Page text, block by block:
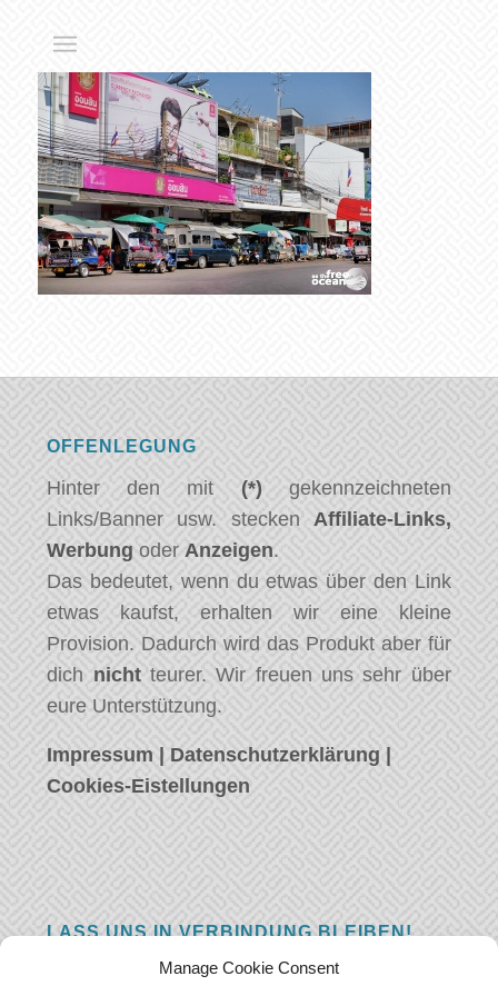
Manage Cookie Consent
OFFENLEGUNG
Hinter den mit (*) gekennzeichneten
Links/Banner usw. stecken Affiliate-Links,
Werbung oderAnzeigen.
Das bedeutet, wenn du etwas über den Link
etwas kaufst, erhalten wir eine kleine
Provision. Dadurch wird das Produkt aber für
dich nichtteurer. Wir freuen uns sehr über
eure Unterstützung.
Impressum | Datenschutzerklärung |
Cookies-Eistellungen
LASS UNS IN VERBINDUNG BLEIBEN!
Hast eine Frage, einen Kommentar, oder